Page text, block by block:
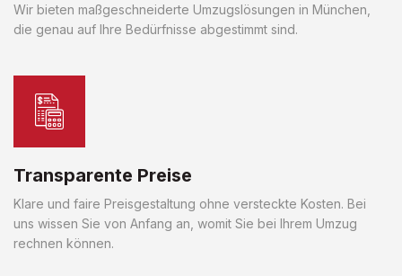
Wir bieten maßgeschneiderte Umzugslösungen in München,
die genau auf Ihre Bedürfnisse abgestimmt sind.
Transparente Preise
Klare und faire Preisgestaltung ohne versteckte Kosten. Bei
uns wissen Sie von Anfang an, womit Sie bei Ihrem Umzug
rechnen können.